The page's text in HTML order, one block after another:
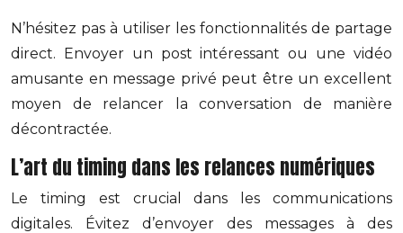
N’hésitez pas à utiliser les fonctionnalités de partage
direct. Envoyer un post intéressant ou une vidéo
amusante en message privé peut être un excellent
moyen de relancer la conversation de manière
décontractée.
L’art du timing dans les relances numériques
Le timing est crucial dans les communications
digitales. Évitez d’envoyer des messages à des